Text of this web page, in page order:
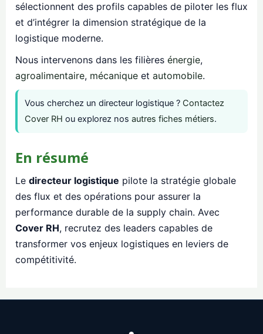
sélectionnent des profils capables de piloter les flux
et d’intégrer la dimension stratégique de la
logistique moderne.
Nous intervenons dans les filières énergie,
agroalimentaire, mécanique et automobile.
Vous cherchez un directeur logistique ? Contactez
Cover RH ou explorez nos autres fiches métiers.
En résumé
Le directeur logistique pilote la stratégie globale
des flux et des opérations pour assurer la
performance durable de la supply chain. Avec
Cover RH, recrutez des leaders capables de
transformer vos enjeux logistiques en leviers de
compétitivité.